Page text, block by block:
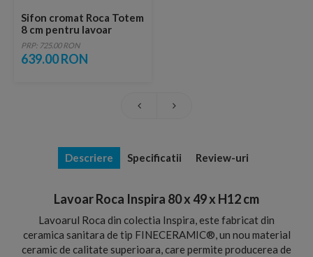
Sifon cromat Roca Totem
8 cm pentru lavoar
PRP: 725.00 RON
639.00 RON
Descriere Specificatii Review-uri
Lavoar Roca Inspira 80 x 49 x H12 cm
Lavoarul Roca din colectia Inspira, este fabricat din
ceramica sanitara de tip FINECERAMIC®, un nou material
ceramic de calitate superioara, care permite producerea de